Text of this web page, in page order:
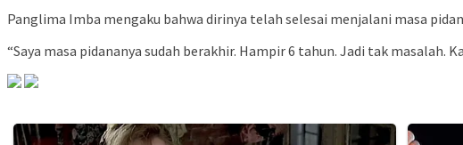
Panglima Imba mengaku bahwa dirinya telah selesai menjalani masa
“Saya masa pidananya sudah berakhir. Hampir 6 tahun. Jadi tak masalah.